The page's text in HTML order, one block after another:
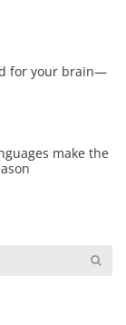
for your brain—
make the